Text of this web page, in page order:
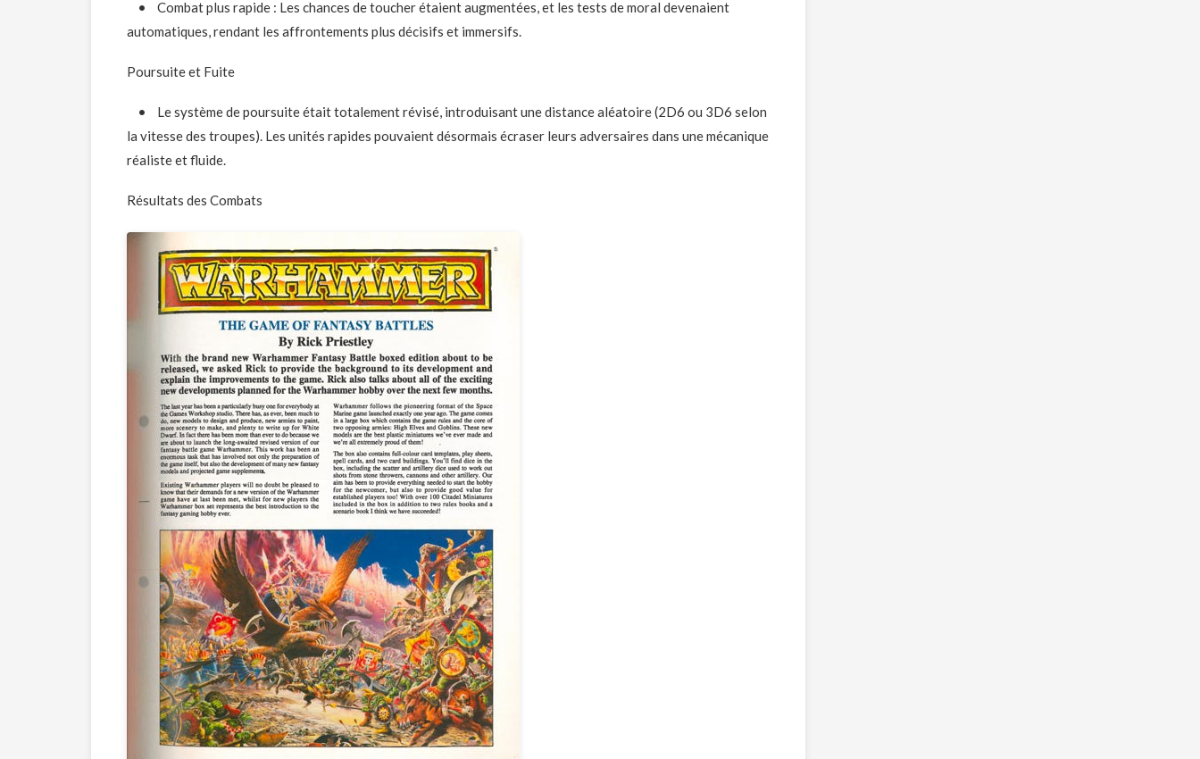
• Combat plus rapide : Les chances de toucher étaient augmentées, et les tests de moral devenaient
automatiques, rendant les affrontements plus décisifs et immersifs.
Poursuite et Fuite
• Le système de poursuite était totalement révisé, introduisant une distance aléatoire (2D6 ou 3D6 selon
la vitesse des troupes). Les unités rapides pouvaient désormais écraser leurs adversaires dans une mécanique
réaliste et fluide.
Résultats des Combats